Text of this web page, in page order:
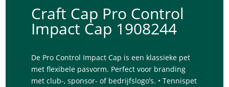
Craft Cap Pro Control
Impact Cap 1908244
De Pro Control Impact Cap is een klassieke pet
met flexibele pasvorm. Perfect voor branding
met club-, sponsor- of bedrijfslogo’s. • Tennispet